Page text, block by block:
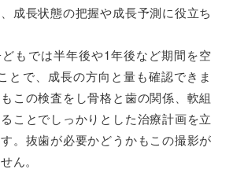
成長状態の把握や成長予測に役立ち
もでは半年後や1年後など期間を空
とで、成長の方向と量も確認できま
この検査をし骨格と歯の関係、軟組
ことでしっかりとした治療計画を立
。抜歯が必要かどうかもこの撮影が
ん。